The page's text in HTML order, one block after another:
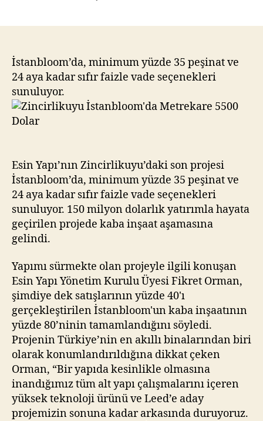
Dolar
İstanbloom’da, minimum yüzde 35 peşinat ve
24 aya kadar sıfır faizle vade seçenekleri
sunuluyor.
Esin Yapı’nın Zincirlikuyu’daki son projesi
İstanbloom’da, minimum yüzde 35 peşinat ve
24 aya kadar sıfır faizle vade seçenekleri
sunuluyor. 150 milyon dolarlık yatırımla hayata
geçirilen projede kaba inşaat aşamasına
gelindi.
Yapımı sürmekte olan projeyle ilgili konuşan
Esin Yapı Yönetim Kurulu Üyesi Fikret Orman,
şimdiye dek satışlarının yüzde 40'ı
gerçekleştirilen İstanbloom'un kaba inşaatının
yüzde 80’ninin tamamlandığını söyledi.
Projenin Türkiye’nin en akıllı binalarından biri
olarak konumlandırıldığına dikkat çeken
Orman, “Bir yapıda kesinlikle olmasına
inandığımız tüm alt yapı çalışmalarını içeren
yüksek teknoloji ürünü ve Leed’e aday
projemizin sonuna kadar arkasında duruyoruz.